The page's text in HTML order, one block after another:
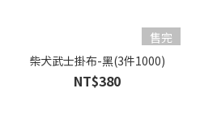
售完
柴犬武士掛布-黑(3件1000)
NT$380